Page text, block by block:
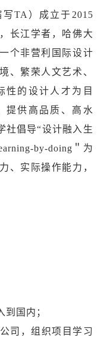
写TA）成立于2015
长江学者，哈佛大
个非营利国际设计
、繁荣人文艺术、
性的设计人才为目
提供高品质、高水
社倡导“设计融入生
by-doing＂为
、实际操作能力，
国内；
司，组织项目学习